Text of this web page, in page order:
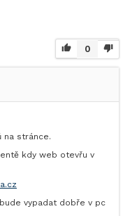
0
na stránce.
kdy web otevřu v
vypadat dobře v pc